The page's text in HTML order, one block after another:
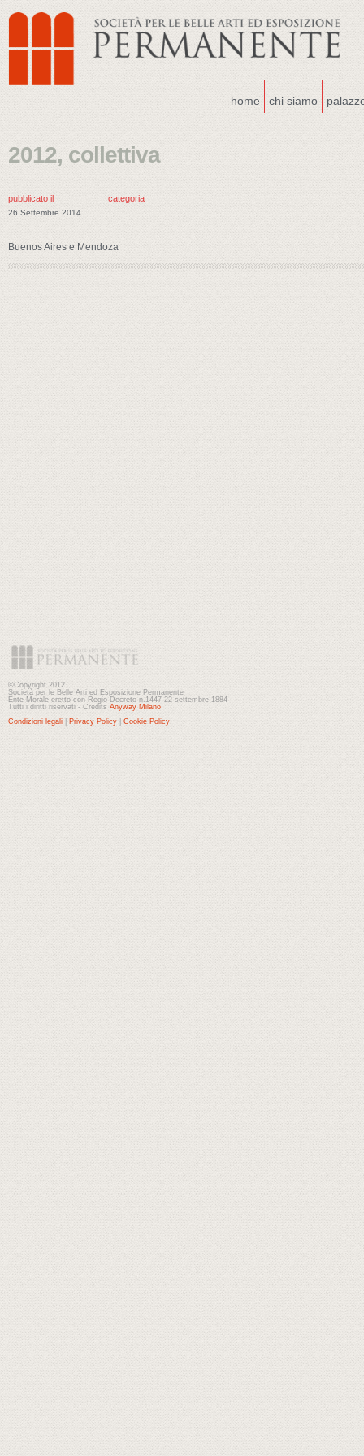
home chi siamo
2012, collettiva
pubblicato il
26 Settembre 2014
categoria
Buenos Aires e Mendoza
©Copyright 2012
Società per le Belle Arti ed Esposizione Permanente
Ente Morale eretto con Regio Decreto n.1447-22 settembre 1884
Tutti i diritti riservati - Credits Anyway Milano
Condizioni legali
Privacy Policy Cookie Policy